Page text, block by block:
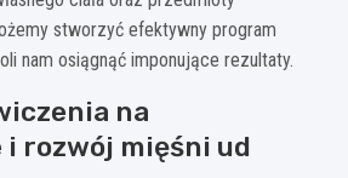
stworzyć efektywny program
nam osiągnąć imponujące rezultaty.
na
rozwój mięśni ud